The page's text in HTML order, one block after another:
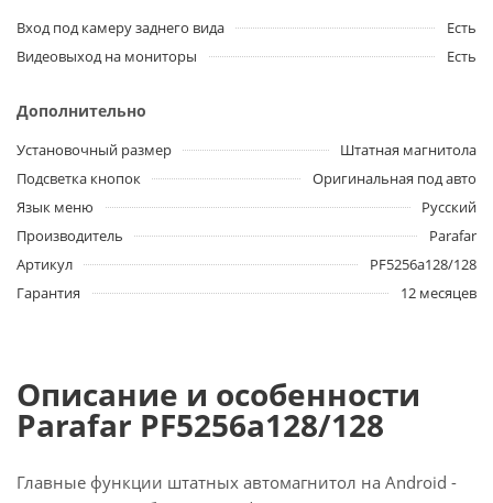
Вход под камеру заднего вида
Есть
Видеовыход на мониторы
Есть
Дополнительно
Установочный размер
Штатная магнитола
Подсветка кнопок
Оригинальная под авто
Язык меню
Русский
Производитель
Parafar
Артикул
PF5256a128/128
Гарантия
12 месяцев
Описание и особенности
Parafar PF5256a128/128
Главные функции штатных автомагнитол на Android -